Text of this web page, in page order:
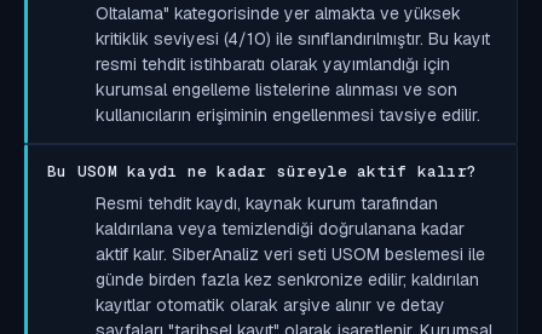
Oltalama" kategorisinde yer almakta ve yüksek
kritiklik seviyesi (4/10) ile sınıflandırılmıştır. Bu kayıt
resmi tehdit istihbaratı olarak yayımlandığı için
kurumsal engelleme listelerine alınması ve son
kullanıcıların erişiminin engellenmesi tavsiye edilir.
Bu USOM kaydı ne kadar süreyle aktif kalır?
Resmi tehdit kaydı, kaynak kurum tarafından
kaldırılana veya temizlendiği doğrulanana kadar
aktif kalır. SiberAnaliz veri seti USOM beslemesi ile
günde birden fazla kez senkronize edilir; kaldırılan
kayıtlar otomatik olarak arşive alınır ve detay